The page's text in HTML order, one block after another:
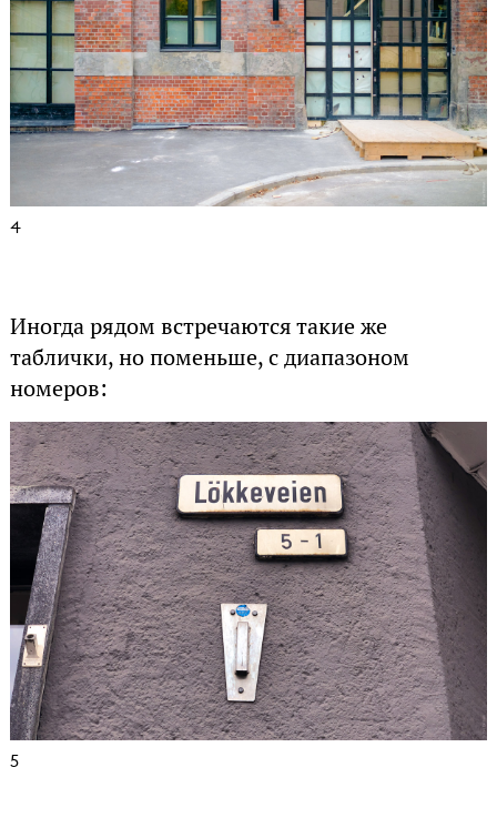
4
Иногда рядом встречаются такие же
таблички, но поменьше, с диапазоном
номеров:
5